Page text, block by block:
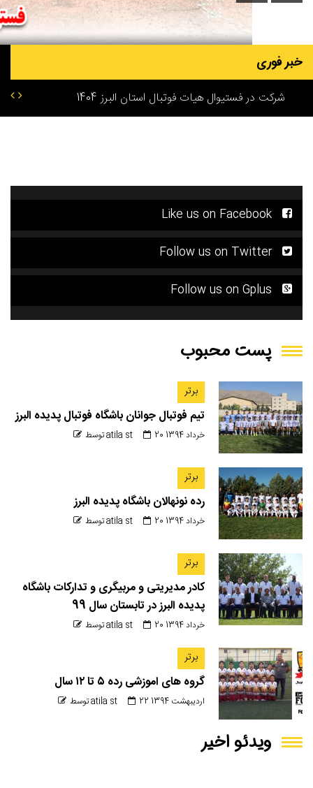
خبر فوری
رده 10 تا 12 و آکادمی 14 تا 16
Like us on Facebook
Follow us on Twitter
Follow us on Gplus
پست محبوب
برتر
تیم فوتبال جوانان باشگاه فوتبال پدیده البرز
توسط atila st 20 خرداد 1394
برتر
رده نونهالان باشگاه پدیده البرز
توسط atila st 20 خرداد 1394
برتر
کادر مدیریتی و مربیگری و تدارکات باشگاه
پدیده البرز در تابستان سال 99
توسط atila st 20 خرداد 1394
برتر
گروه های اموزشی رده ۵ تا ۱۲ سال
توسط atila st 22 اردیبهشت 1394
ویدئو اخیر